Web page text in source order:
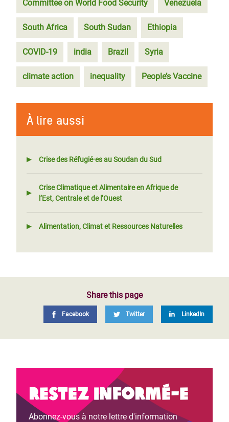
Committee on World Food Security Venezuela
South Africa South Sudan Ethiopia
COVID-19 india Brazil Syria
climate action inequality People’s Vaccine
À lire aussi
Crise des Réfugié·es au Soudan du Sud
Crise Climatique et Alimentaire en Afrique de
l’Est, Centrale et de l’Ouest
Alimentation, Climat et Ressources Naturelles
Share this page
Facebook Twitter LinkedIn
Restez informé-e
Abonnez-vous à notre lettre d'information